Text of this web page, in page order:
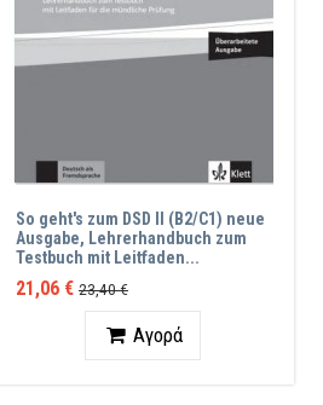
So geht's zum DSD II (B2/C1) neue
Ausgabe, Lehrerhandbuch zum
Testbuch mit Leitfaden...
21,06 € 23,40 €
ΠοσότηταΑγορά